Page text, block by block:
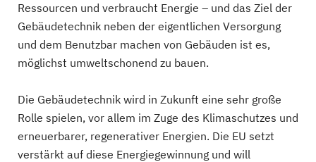
Ressourcen und verbraucht Energie – und das Ziel der
Gebäudetechnik neben der eigentlichen Versorgung
und dem Benutzbar machen von Gebäuden ist es,
möglichst umweltschonend zu bauen.
Die Gebäudetechnik wird in Zukunft eine sehr große
Rolle spielen, vor allem im Zuge des Klimaschutzes und
erneuerbarer, regenerativer Energien. Die EU setzt
verstärkt auf diese Energiegewinnung und will